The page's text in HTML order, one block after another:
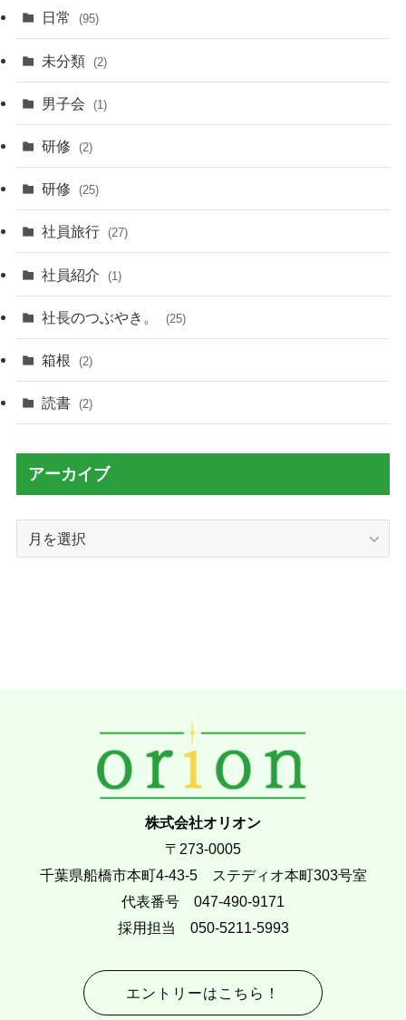
日常 (95)
未分類 (2)
男子会 (1)
研修 (2)
研修 (25)
社員旅行 (27)
社員紹介 (1)
社長のつぶやき。 (25)
箱根 (2)
読書 (2)
アーカイブ
株式会社オリオン
〒273-0005
千葉県船橋市本町4-43-5 ステディオ本町303号室
代表番号 047-490-9171
採用担当 050-5211-5993
エントリーはこちら！